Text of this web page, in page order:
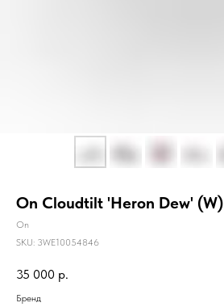
On Cloudtilt 'Heron Dew' (W)
On
SKU: 3WE10054846
35 000 р.
Бренд